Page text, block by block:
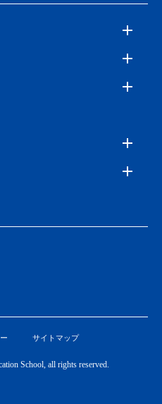
サイトマップ
School, all rights reserved.